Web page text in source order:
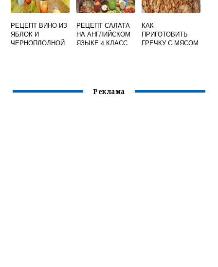
РЕЦЕПТ ВИНО ИЗ
ЯБЛОК И
ЧЕРНОПЛОДНОЙ
РЕЦЕПТ САЛАТА
НА АНГЛИЙСКОМ
ЯЗЫКЕ 4 КЛАСС
КАК
ПРИГОТОВИТЬ
ГРЕЧКУ С МЯСОМ
Реклама